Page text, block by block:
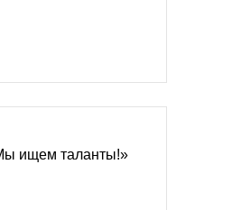
ищем таланты!»